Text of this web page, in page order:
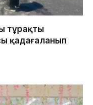
тұрақты
қадағаланып